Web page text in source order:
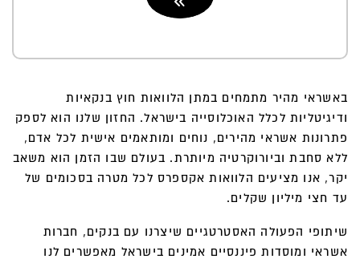
באשראי מהיר מתמחים במתן הלוואות חוץ בנקאיות
ודיגיטליות לכלל האוכלוסייה בישראל. החזון שלנו הוא לספק
פתרונות אשראי מהירים, נוחים ומותאמים אישית לכל אדם,
ללא סחבת וביורוקרטיה מיותרת. בעולם שבו הזמן הוא משאב
יקר, אנו מציעים הלוואות אקספרס לכל מטרה בסכומים של
עד חצי מיליון שקלים.
שיתופי הפעולה האסטרטגיים שיצרנו עם בנקים, חברות
אשראי ומוסדות פיננסיים אמינים בישראל מאפשרים לנו